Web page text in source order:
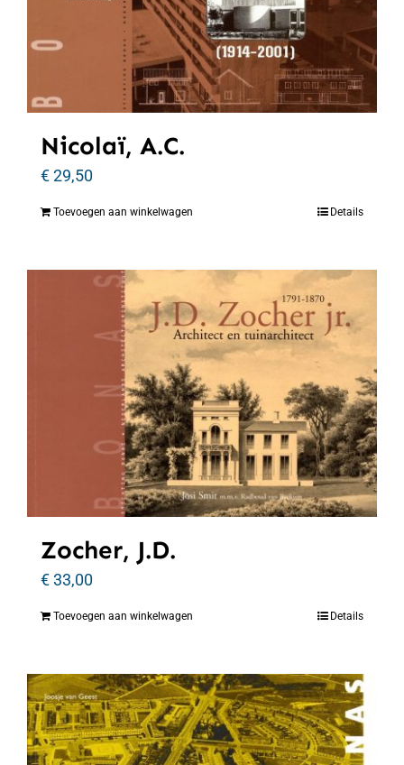
Nicolaï, A.C.
€29,50
Toevoegen aan winkelwagen Details
Zocher, J.D.
€33,00
Toevoegen aan winkelwagen Details